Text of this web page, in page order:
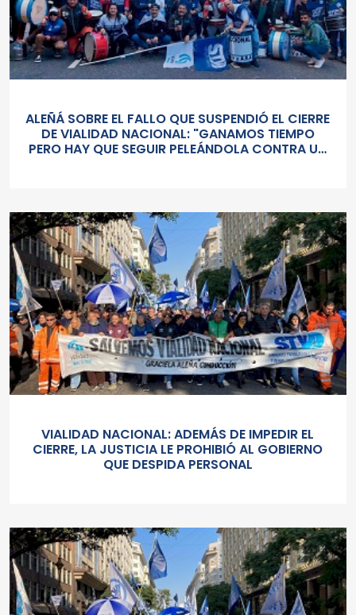
ALEÑÁ SOBRE EL FALLO QUE SUSPENDIÓ EL CIERRE
DE VIALIDAD NACIONAL: "GANAMOS TIEMPO
PERO HAY QUE SEGUIR PELEÁNDOLA CONTRA UN
VIALIDAD NACIONAL: ADEMÁS DE IMPEDIR EL
CIERRE, LA JUSTICIA LE PROHIBIÓ AL GOBIERNO
QUE DESPIDA PERSONAL